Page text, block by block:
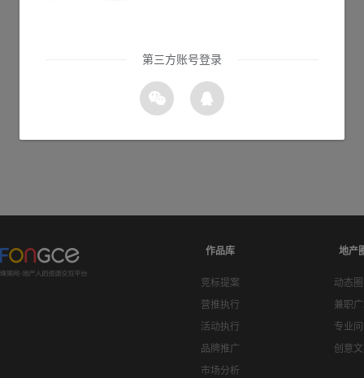
作品库
竞标提案
营推执行
活动执行
品牌推广
市场分析
地产
动态
兼职
专业
创意
第三方账号登录